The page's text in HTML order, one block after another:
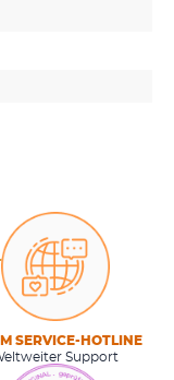
SERVICE-HOTLINE
Support